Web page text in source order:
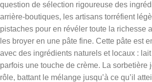
question de sélection rigoureuse des
arrière-boutiques, les artisans torréfient
pistaches pour en révéler toute la richesse
les broyer en une pâte fine. Cette pâte est
avec des ingrédients naturels et locaux :
parfois une touche de crème. La sorbetière
rôle, battant le mélange jusqu’à ce qu’il